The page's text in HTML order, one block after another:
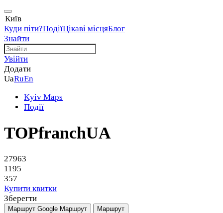
Київ
Куди піти?ПодіїЦікаві місцяБлог
Знайти
Увійти
Додати
UaRuEn
Kyiv Maps
Події
TOPfranchUA
27963
1195
357
Купити квитки
Зберегти
Маршрут Google Маршрут Маршрут